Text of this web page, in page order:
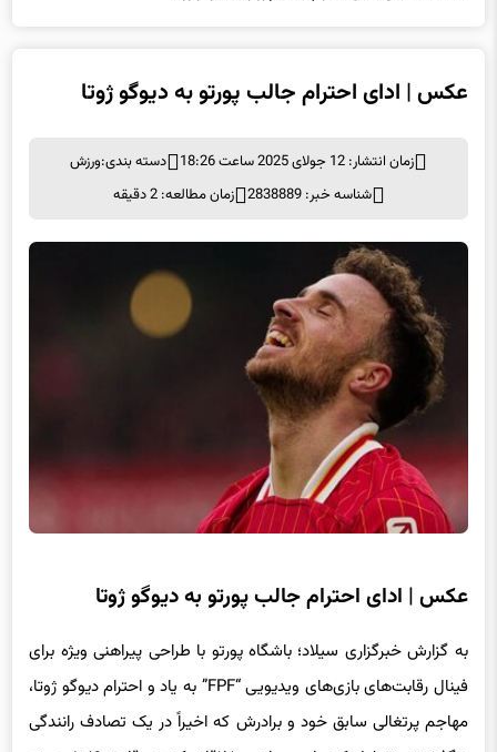
عکس | ادای احترام جالب پورتو به دیوگو ژوتا
زمان انتشار: 12 جولای 2025 ساعت 18:26 دسته بندی:ورزش
شناسه خبر: 2838889
زمان مطالعه: 2 دقیقه
عکس | ادای احترام جالب پورتو به دیوگو ژوتا
به گزارش خبرگزاری سیلاد؛ باشگاه پورتو با طراحی پیراهنی ویژه برای
فینال رقابت‌های بازی‌های ویدیویی “FPF” به یاد و احترام دیوگو ژوتا،
مهاجم پرتغالی سابق خود و برادرش که اخیراً در یک تصادف رانندگی